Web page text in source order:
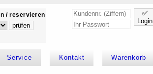
/ reservieren
✅
Login
Service Kontakt Warenkorb